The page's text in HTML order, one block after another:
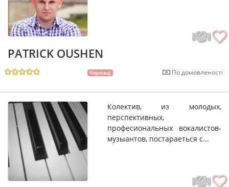
PATRICK OUSHEN
Чернівці По домовленості
Колектив, из молодых,
перспективных,
професиональных вокалистов-
музыантов, постараеться с...